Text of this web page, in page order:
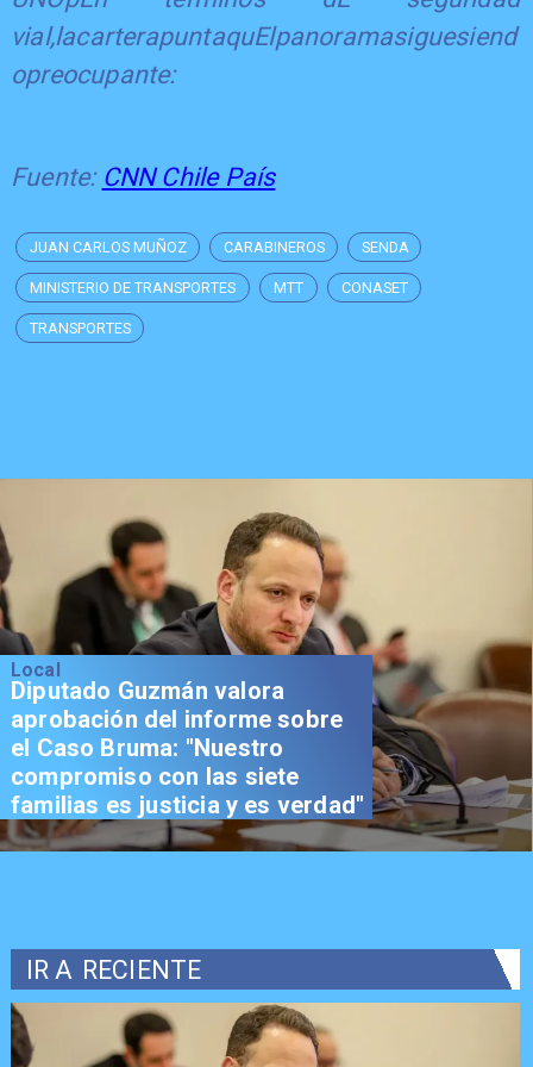
vial,lacarterapuntaquElpanoramasiguesiend
opreocupante:
Fuente: CNN Chile País
JUAN CARLOS MUÑOZ CARABINEROS SENDA
MINISTERIO DE TRANSPORTES MTT CONASET
TRANSPORTES
Local
Diputado Guzmán valora
aprobación del informe sobre
el Caso Bruma: "Nuestro
compromiso con las siete
familias es justicia y es verdad"
IR A RECIENTE